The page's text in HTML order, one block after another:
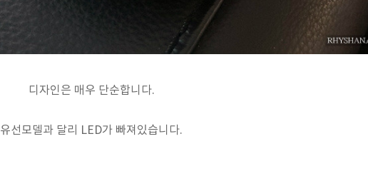
디자인은 매우 단순합니다.
유선모델과 달리 LED가 빠져있습니다.